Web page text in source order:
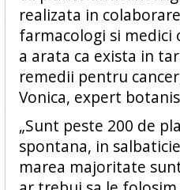
realizata in
farmacologi si medici
a arata ca exista in
remedii pentru
Vonica, expert
„Sunt peste 200 de
spontana, in
marea majoritate